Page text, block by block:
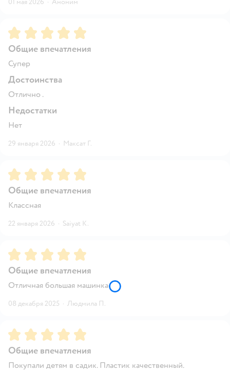
01 мая 2026 · Аноним
Рейтинг:5
Общие впечатления
Супер
Достоинства
Отлично .
Недостатки
Нет
29 января 2026 · Максат Г.
Рейтинг:5
Общие впечатления
Классная
22 января 2026 · Saiyat K.
Рейтинг:5
Общие впечатления
Отличная большая машинка
08 декабря 2025 · Людмила П.
Рейтинг:5
Общие впечатления
Покупали детям в садик. Пластик качественный.